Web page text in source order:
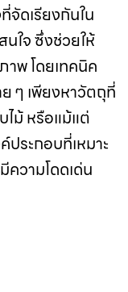
จัดเรียงกันใน
ใจ ซึ่งช่วยให้
พ โดยเทคนิค
ๆ เพียงหาวัตถุที่
ไม้ หรือแม้แต่
ประกอบที่เหมาะ
วามโดดเด่น